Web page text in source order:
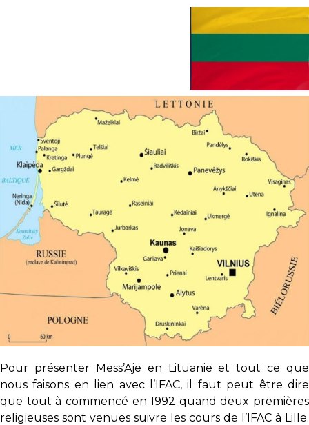
Pour présenter Mess’Aje en Lituanie et tout ce que
nous faisons en lien avec l’IFAC, il faut peut être dire
que tout à commencé en 1992 quand deux premières
religieuses sont venues suivre les cours de l’IFAC à Lille.